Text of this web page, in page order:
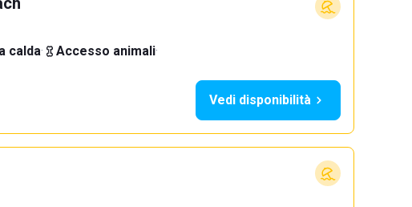
calda· Accesso animali·
Vedi disponibilità